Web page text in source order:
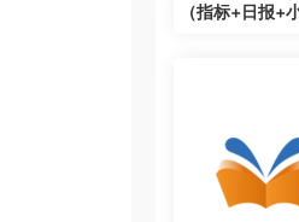
（指标+日报+